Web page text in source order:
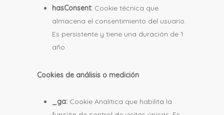
hasConsent: Cookie técnica que
almacena el consentimiento del usuario.
Es persistente y tiene una duración de 1
año.
Cookies de análisis o medición
_ga: Cookie Analítica que habilita la